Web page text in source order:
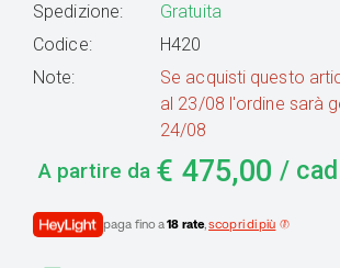
Spedizione:
Gratuita
Codice:
H420
Note:
Se acquisti questo
al 23/08 l'ordine sarà
24/08
A partire da € 475,00 /
paga fino a18 rate,scopri di più